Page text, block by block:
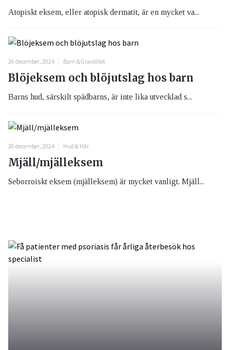
Atopiskt eksem, eller atopisk dermatit, är en mycket va...
26 december, 2024 Barn & Graviditet
Blöjeksem och blöjutslag hos barn
Barns hud, särskilt spädbarns, är inte lika utvecklad s...
26 december, 2024 Hud & Hår
Mjäll/mjälleksem
Seborroiskt eksem (mjälleksem) är mycket vanligt. Mjäll...